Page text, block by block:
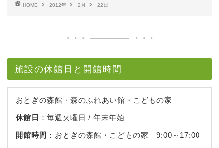
HOME 2012年 2月 22日
施設の休館日と開館時間
おとぎの森館・森のふれあい館・こどもの家
休館日 ：毎週火曜日 / 年末年始
開館時間 ：おとぎの森館・こどもの家 9:00～17:00